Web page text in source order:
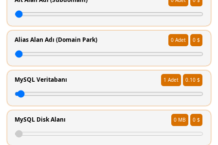
Alias Alan Adı (Domain Park) 0 0 $
MySQL Veritabanı 1 0.10 $
MySQL Disk Alanı 0 0 $